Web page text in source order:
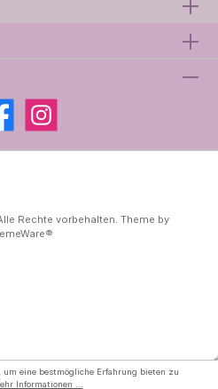
Rechte vorbehalten. Theme by
um eine bestmögliche Erfahrung bieten zu
Informationen ...